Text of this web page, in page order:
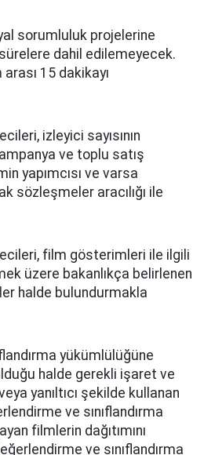
sorumluluk projelerine
dahil edilemeyecek.
15 dakikayı
izleyici sayısının
ve toplu satış
yapımcısı ve varsa
sözleşmeler aracılığı ile
film gösterimleri ile ilgili
üzere bakanlıkça belirlenen
halde bulundurmakla
yükümlülüğüne
halde gerekli işaret ve
yanıltıcı şekilde kullanan
ve sınıflandırma
filmlerin dağıtımını
ve sınıflandırma